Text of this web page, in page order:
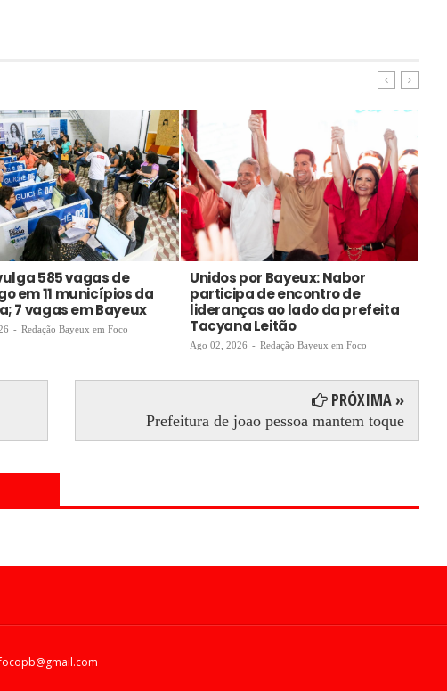
585 vagas de
em 11 municípios da
7 vagas em Bayeux
- Redação Bayeux em Foco
Unidos por Bayeux: Nabor
participa de encontro de
lideranças ao lado da prefeita
Tacyana Leitão
Ago 02, 2026 - Redação Bayeux em Foco
PRÓXIMA »
Prefeitura de joao pessoa mantem toque